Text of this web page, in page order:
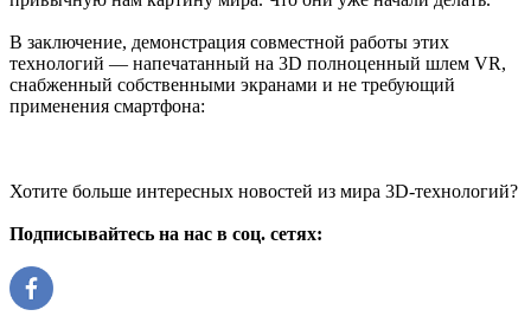
В заключение, демонстрация совместной работы этих
технологий — напечатанный на 3D полноценный шлем VR,
снабженный собственными экранами и не требующий
применения смартфона:
Хотите больше интересных новостей из мира 3D-технологий?
Подписывайтесь на нас в соц. сетях: